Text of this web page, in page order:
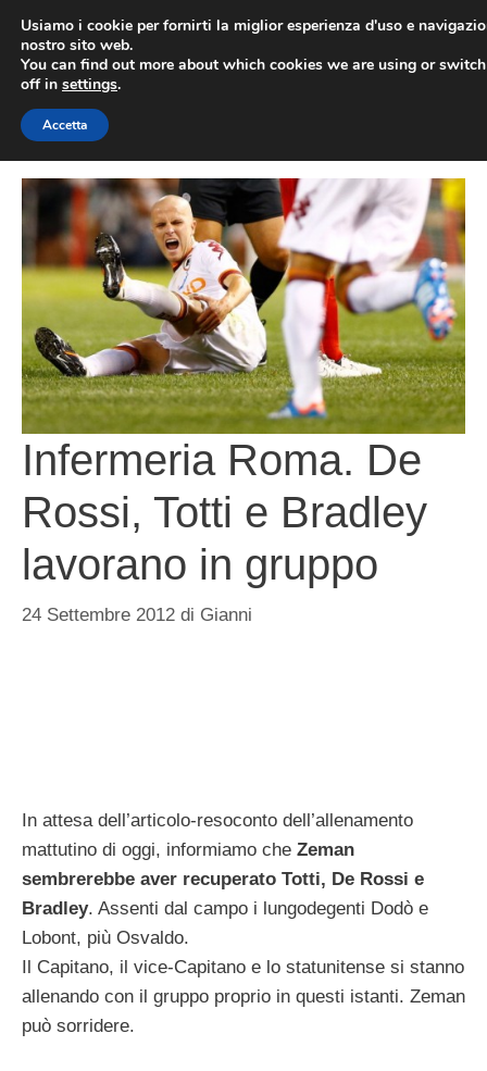
contenuto
Infermeria Roma. De
Rossi, Totti e Bradley
lavorano in gruppo
24 Settembre 2012 di Gianni
In attesa dell’articolo-resoconto dell’allenamento
mattutino di oggi, informiamo che Zeman
sembrerebbe aver recuperato Totti, De Rossi e
Bradley. Assenti dal campo i lungodegenti Dodò e
Lobont, più Osvaldo.
Il Capitano, il vice-Capitano e lo statunitense si stanno
allenando con il gruppo proprio in questi istanti. Zeman
può sorridere.
Usiamo i cookie per fornirti la miglior esperienza d'uso e
nostro sito web.
You can find out more about which cookies we are using or
off in settings.
Accetta